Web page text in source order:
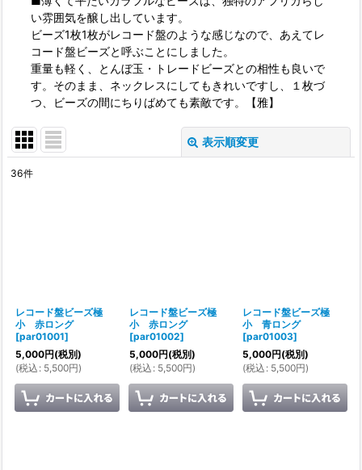
い雰囲気を醸し出しています。
ビーズ1枚1枚がレコード盤のような感じなので、あえてレ
コード盤ビーズと呼ぶことにしました。
重量も軽く、とんぼ玉・トレードビーズとの相性も良いで
す。そのまま、ネックレスにしてもきれいですし、１枚づ
つ、ビーズの間にちりばめても素敵です。【雅】
表示順変更
36件
レコード盤ビーズ極
小 赤ロング
[par01001]
5,000円(税別)
(税込 : 5,500円)
レコード盤ビーズ極
小 赤ロング
[par01002]
5,000円(税別)
(税込 : 5,500円)
レコード盤ビーズ極
小 青ロング
[par01003]
5,000円(税別)
(税込 : 5,500円)